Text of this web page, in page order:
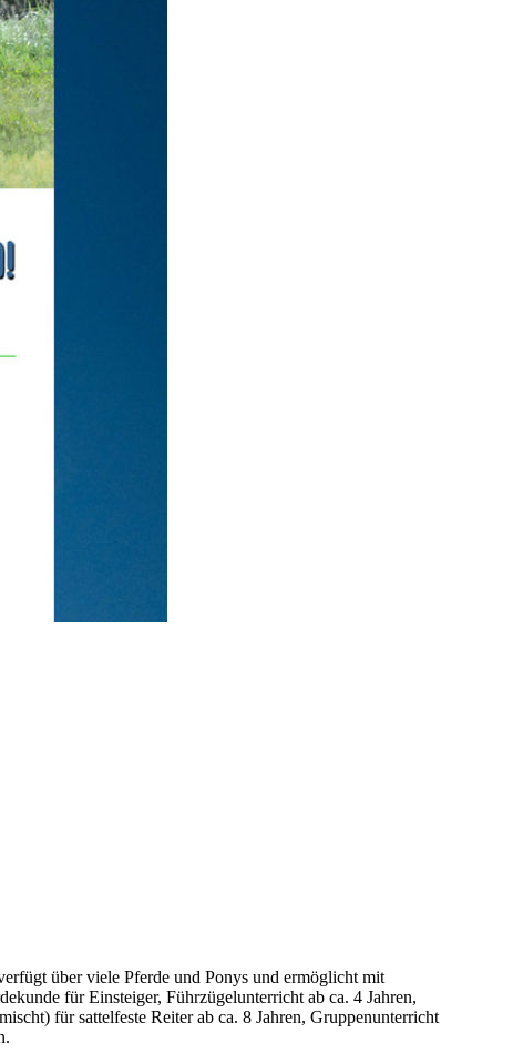
über viele Pferde und Ponys und ermöglicht mit
für Einsteiger, Führzügelunterricht ab ca. 4 Jahren,
für sattelfeste Reiter ab ca. 8 Jahren, Gruppenunterricht